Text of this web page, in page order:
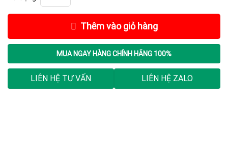
Thêm vào giỏ hàng
MUA NGAY HÀNG CHÍNH HÃNG 100%
LIÊN HỆ TƯ VẤN LIÊN HỆ ZALO